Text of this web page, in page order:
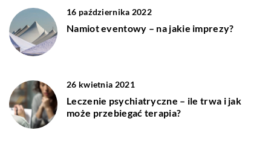
16 października 2022
Namiot eventowy – na jakie imprezy?
26 kwietnia 2021
Leczenie psychiatryczne – ile trwa i jak
może przebiegać terapia?